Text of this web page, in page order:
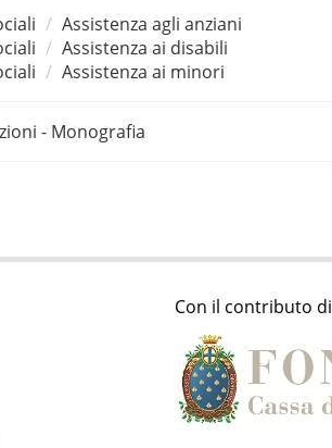
Assistenza agli anziani
Assistenza ai disabili
Assistenza ai minori
- Monografia
Con il contributo di